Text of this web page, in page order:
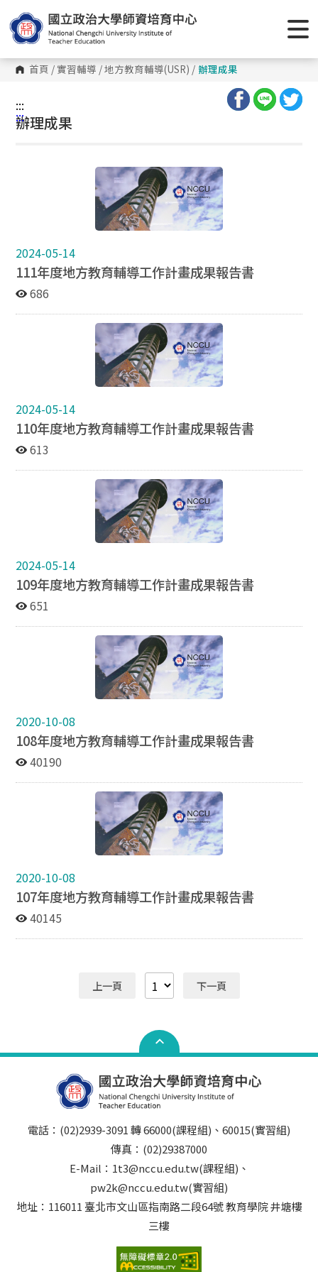
首頁 /實習輔導 /地方教育輔導(USR) / 辦理成果
:::
:::
辦理成果
2024-05-14
111年度地方教育輔導工作計畫成果報告書
686
2024-05-14
110年度地方教育輔導工作計畫成果報告書
613
2024-05-14
109年度地方教育輔導工作計畫成果報告書
651
2020-10-08
108年度地方教育輔導工作計畫成果報告書
40190
2020-10-08
107年度地方教育輔導工作計畫成果報告書
40145
上一頁 下一頁
電話：(02)2939-3091 轉 66000(課程組)、60015(實習組)
傳真：(02)29387000
E-Mail：1t3@nccu.edu.tw(課程組)、
pw2k@nccu.edu.tw(實習組)
地址：116011 臺北市文山區指南路二段64號 教育學院 井塘樓
三樓